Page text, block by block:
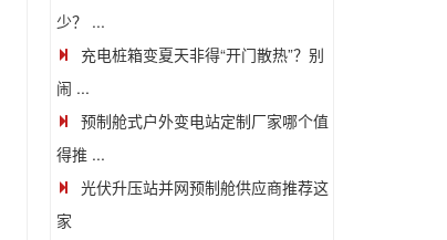
少？ ...
充电桩箱变夏天非得“开门散热”？别
闹 ...
预制舱式户外变电站定制厂家哪个值
得推 ...
光伏升压站并网预制舱供应商推荐这
家